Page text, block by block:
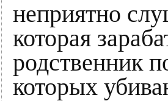
неприятно
которая
родственник
которых